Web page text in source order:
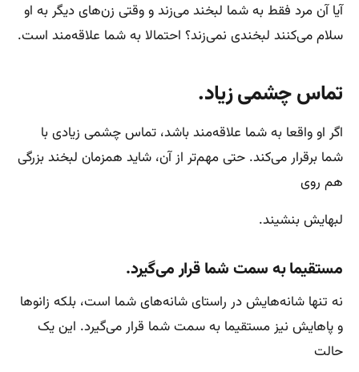
آیا آن مرد فقط به شما لبخند می‌زند و وقتی زن‌های دیگر به او
سلام می‌کنند لبخندی نمی‌زند؟ احتمالا به شما علاقه‌مند است.
تماس چشمی زیاد.
اگر او واقعا به شما علاقه‌مند باشد، تماس چشمی زیادی با
شما برقرار می‌کند. حتی مهم‌تر از آن، شاید همزمان لبخند بزرگی
هم روی
لبهایش بنشیند.
مستقیما به سمت شما قرار می‌گیرد.
نه تنها شانه‌هایش در راستای شانه‌های شما است، بلکه زانوها
و پاهایش نیز مستقیما به سمت شما قرار می‌گیرد. این یک
حالت